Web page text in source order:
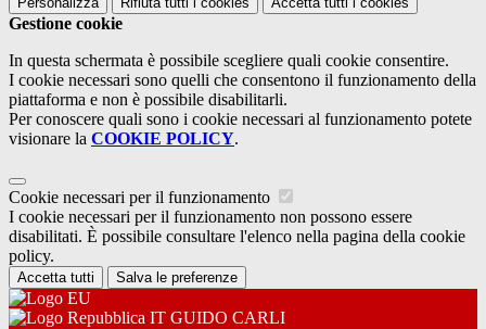
Gestione cookie
In questa schermata è possibile scegliere quali cookie consentire.
I cookie necessari sono quelli che consentono il funzionamento della
piattaforma e non è possibile disabilitarli.
Per conoscere quali sono i cookie necessari al funzionamento potete
visionare la COOKIE POLICY.
Cookie necessari per il funzionamento
I cookie necessari per il funzionamento non possono essere
disabilitati. È possibile consultare l'elenco nella pagina della cookie
policy.
Accetta tutti Salva le preferenze
IT GUIDO CARLI